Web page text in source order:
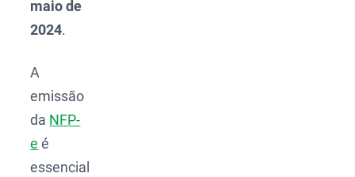
maio de
2024.
A
emissão
da NFP-
e é
essencial